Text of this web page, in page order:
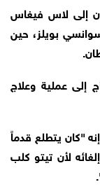
إلى لاس فيغاس
بويلز، حين
إلى عملية وعلاج
البالغ من العمر 36 عاماً، إنه "كان يتطلع قدماً
لأن تيتو كلب